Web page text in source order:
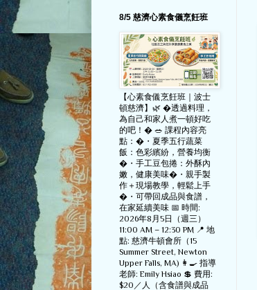
8/5 慈濟心素食儀烹飪班
【心素食儀烹飪班｜波士
頓慈濟】🌿 �透過料理，
為自己和家人煮一頓好吃
的吧！� 🥗 課程內容亮
點：�・夏季五行蔬菜
飯：色彩繽紛，營養均衡
�・手工豆包捲：外酥內
嫩，健康美味�・親手製
作＋現場教學，輕鬆上手
�・可帶回成品與食譜，
在家延續美味 📅 時間:
2026年8月5日（週三）
11:00 AM – 12:30 PM 📍 地
點: 慈濟牛頓會所（15
Summer Street, Newton
Upper Falls, MA) 👩‍🍳 指導
老師: Emily Hsiao 💲 費用:
$20／人（含食譜與成品